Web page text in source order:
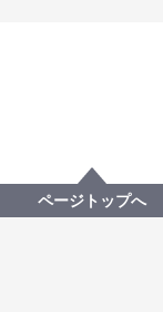
ページトップへ